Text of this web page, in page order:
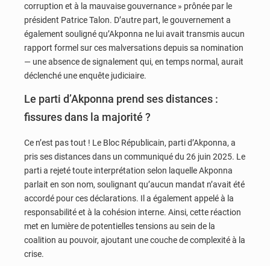
corruption et à la mauvaise gouvernance » prônée par le
président Patrice Talon. D’autre part, le gouvernement a
également souligné qu’Akponna ne lui avait transmis aucun
rapport formel sur ces malversations depuis sa nomination
— une absence de signalement qui, en temps normal, aurait
déclenché une enquête judiciaire.
Le parti d’Akponna prend ses distances :
fissures dans la majorité ?
Ce n’est pas tout ! Le Bloc Républicain, parti d’Akponna, a
pris ses distances dans un communiqué du 26 juin 2025. Le
parti a rejeté toute interprétation selon laquelle Akponna
parlait en son nom, soulignant qu’aucun mandat n’avait été
accordé pour ces déclarations. Il a également appelé à la
responsabilité et à la cohésion interne. Ainsi, cette réaction
met en lumière de potentielles tensions au sein de la
coalition au pouvoir, ajoutant une couche de complexité à la
crise.